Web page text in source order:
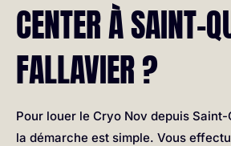
CENTER À SAINT-
FALLAVIER ?
Pour louer le Cryo Nov depuis
la démarche est simple. Vous